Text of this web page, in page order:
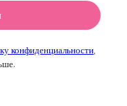
конфиденциальности